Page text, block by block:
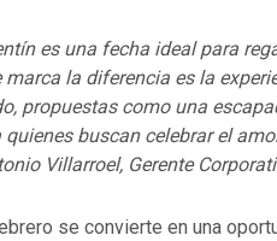
es una fecha ideal para
marca la diferencia es la
propuestas como una
quienes buscan celebrar el
Villarroel, Gerente
se convierte en una